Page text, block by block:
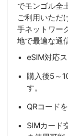
でモンゴル全
ご利用いただ
手ネットワー
地で最適な通
eSIM対応
購入後5～
す。
QRコード
SIMカード